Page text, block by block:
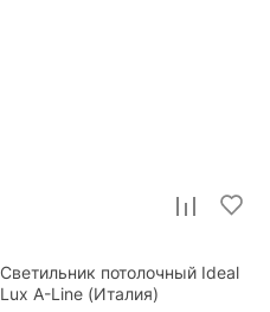
Светильник потолочный Ideal
Lux A-Line (Италия)